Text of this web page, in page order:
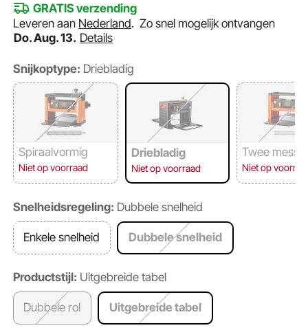
GRATIS verzending
Leveren aan Nederland.Zo snel mogelijk ontvangen
Do. Aug. 13. Details
Snijkoptype: Driebladig
Spiraalvormig
Niet op voorraad
Driebladig
Niet op voorraad
Twee
Niet op
Snelheidsregeling: Dubbele snelheid
Enkele snelheid Dubbele snelheid
Productstijl: Uitgebreide tabel
Dubbele rol Uitgebreide tabel